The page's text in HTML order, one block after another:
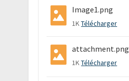
Image1.png
1KTélécharger
attachment.png
1KTélécharger